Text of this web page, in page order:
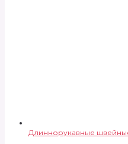
Длиннорукавные